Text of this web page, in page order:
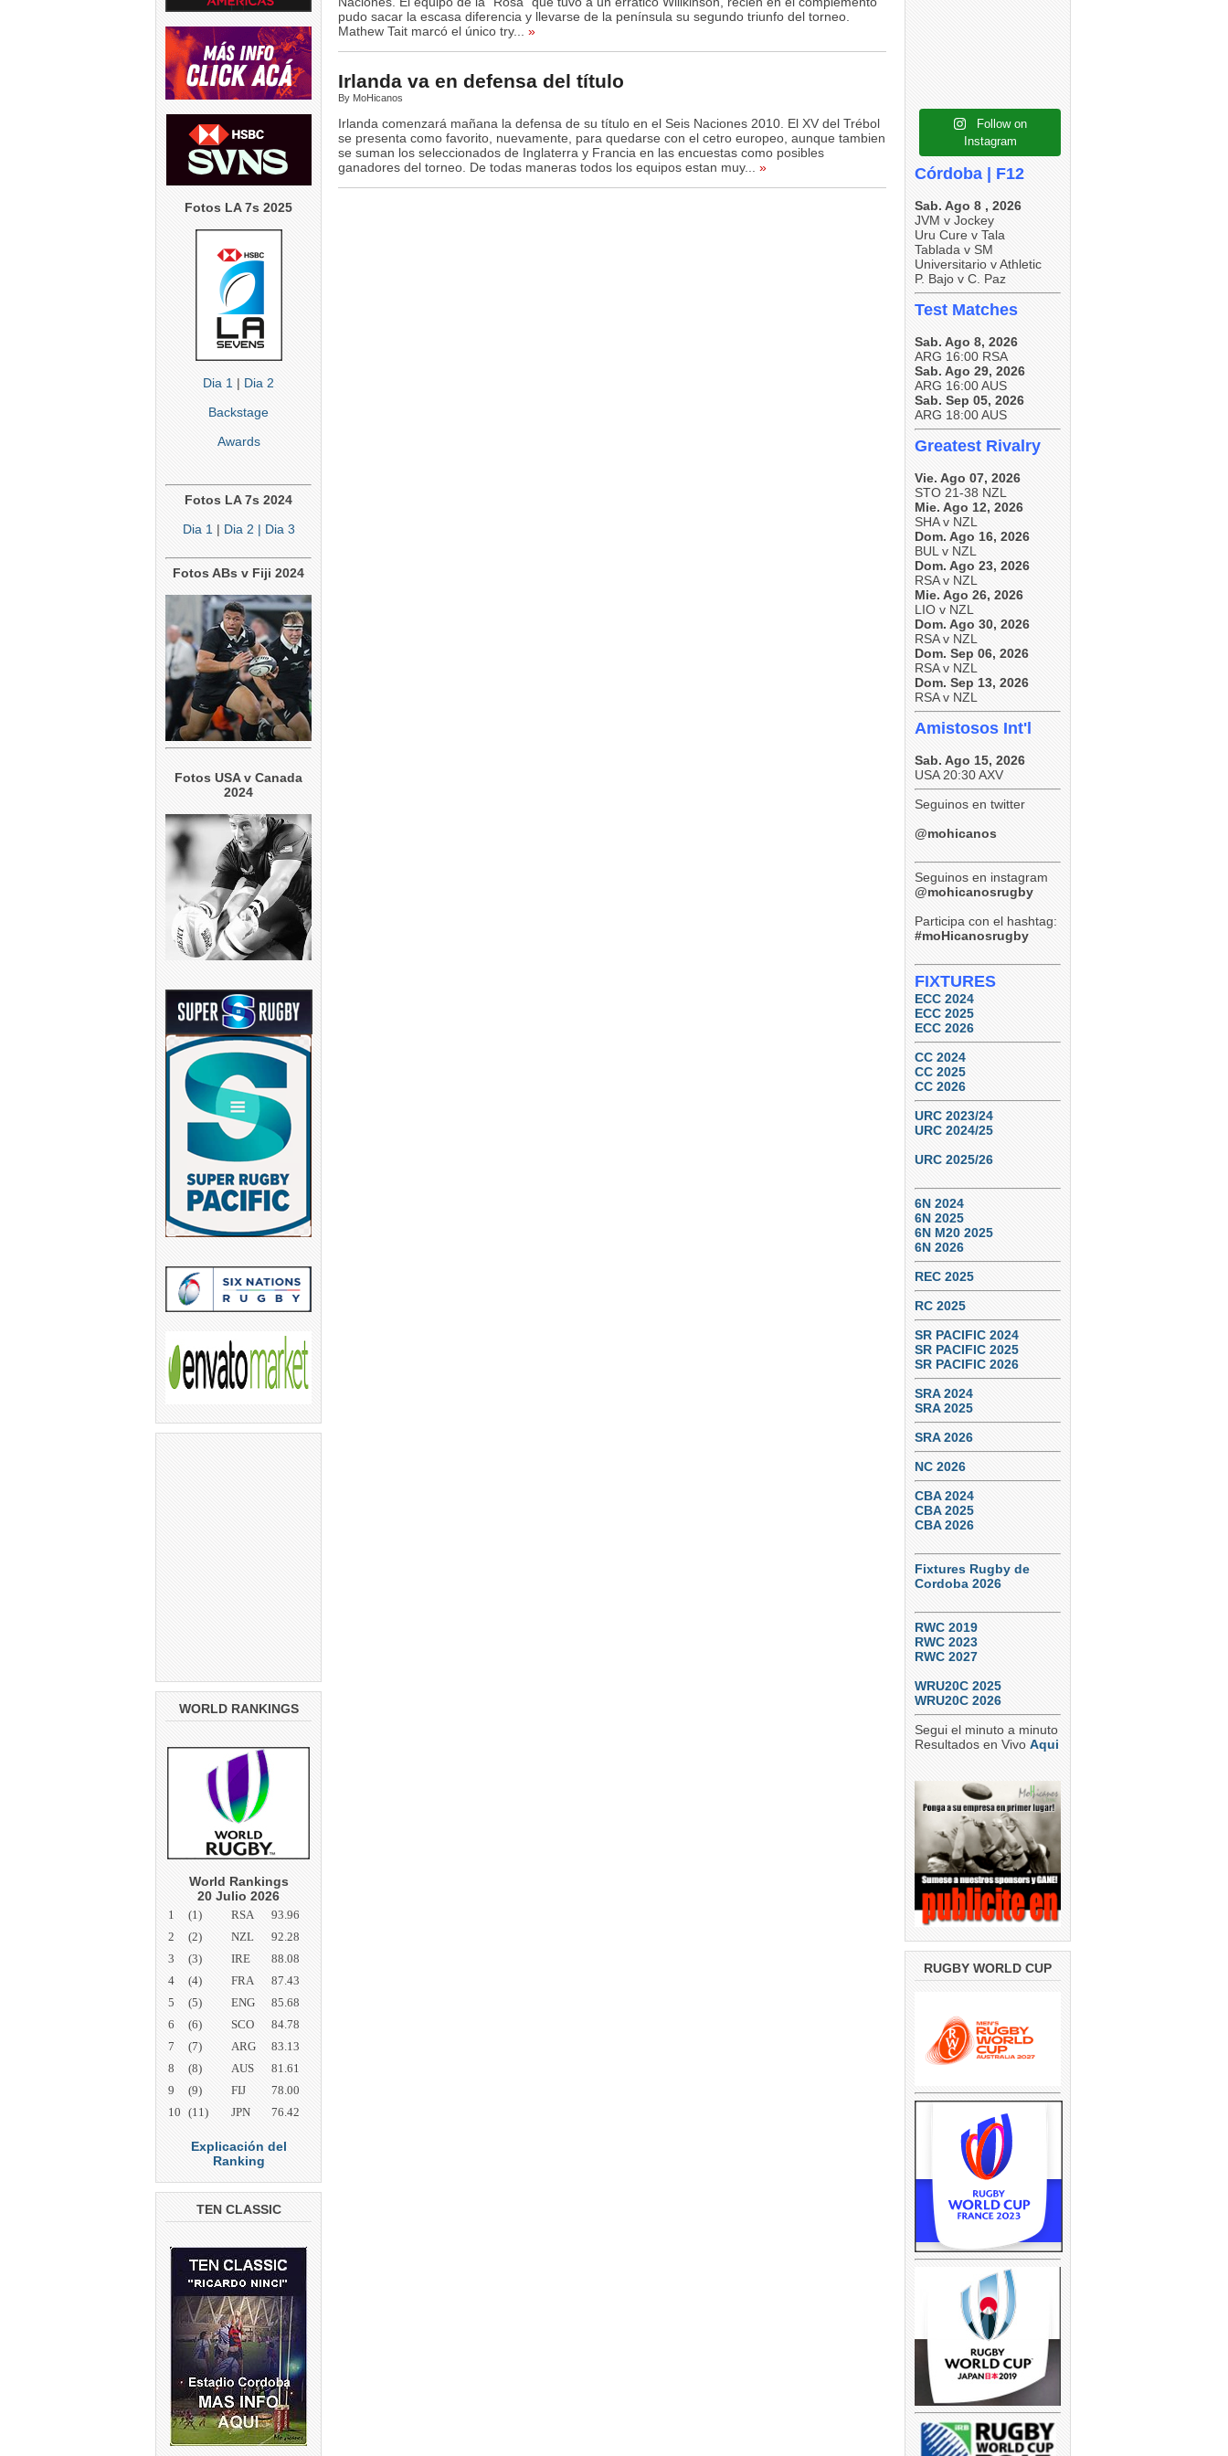
Fotos LA 7s 2025
Dia 1 | Dia 2
Backstage
Awards
Fotos LA 7s 2024
Dia 1 | Dia 2 | Dia 3
Fotos ABs v Fiji 2024
Fotos USA v Canada
2024
WORLD RANKINGS
World Rankings
20 Julio 2026
1 (1) RSA
93.96
2
(2) NZL
92.28
3
(3) IRE
88.08
4
(4) FRA
87.43
5
(5) ENG
85.68
6
(6) SCO
84.78
7
(7) ARG
83.13
8
(8) AUS
81.61
9
(9) FIJ
78.00
10 (11) JPN 76.42
Explicación del
Ranking
TEN CLASSIC
pudo sacar la escasa diferencia y llevarse de la península su segundo triunfo del torneo.
Mathew Tait marcó el único try...
»
Irlanda va en defensa del título
By MoHicanos
Irlanda comenzará mañana la defensa de su título en el Seis Naciones 2010. El XV del Trébol
se presenta como favorito, nuevamente, para quedarse con el cetro europeo, aunque tambien
se suman los seleccionados de Inglaterra y Francia en las encuestas como posibles
ganadores del torneo. De todas maneras todos los equipos estan muy...
»
5 0
5 0
2 0 4 0
4
Follow on
Instagram
Córdoba | F12
Sab. Ago 8 , 2026
JVM v Jockey
Uru Cure v Tala
Tablada v SM
Universitario v Athletic
P. Bajo v C. Paz
Test Matches
Sab. Ago 8, 2026
ARG 16:00 RSA
Sab. Ago 29, 2026
ARG 16:00 AUS
Sab. Sep 05, 2026
ARG 18:00 AUS
Greatest Rivalry
Vie. Ago 07, 2026
STO 21-38 NZL
Mie. Ago 12, 2026
SHA v NZL
Dom. Ago 16, 2026
BUL v NZL
Dom. Ago 23, 2026
RSA v NZL
Mie. Ago 26, 2026
LIO v NZL
Dom. Ago 30, 2026
RSA v NZL
Dom. Sep 06, 2026
RSA v NZL
Dom. Sep 13, 2026
RSA v NZL
Amistosos Int'l
Sab. Ago 15, 2026
USA 20:30 AXV
Seguinos en twitter
@mohicanos
Seguinos en instagram
@mohicanosrugby
Participa con el hashtag:
#moHicanosrugby
FIXTURES
ECC 2024
ECC 2025
ECC 2026
CC 2024
CC 2025
CC 2026
URC 2023/24
URC 2024/25
URC 2025/26
6N 2024
6N 2025
6N M20 2025
6N 2026
REC 2025
RC 2025
SR PACIFIC 2024
SR PACIFIC 2025
SR PACIFIC 2026
SRA 2024
SRA 2025
SRA 2026
NC 2026
CBA 2024
CBA 2025
CBA 2026
Fixtures Rugby de
Cordoba 2026
RWC 2019
RWC 2023
RWC 2027
WRU20C 2025
WRU20C 2026
Segui el minuto a minuto
Resultados en Vivo Aqui
RUGBY WORLD CUP